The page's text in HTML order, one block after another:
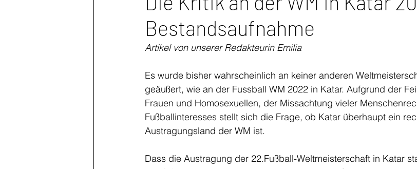
Bestandsaufnahme
Artikel von unserer Redakteurin Emilia
Es wurde bisher wahrscheinlich an keiner anderen
geäußert, wie an der Fussball WM 2022 in Katar. Aufgrund der
Frauen und Homosexuellen, der Missachtung vieler
Fußballinteresses stellt sich die Frage, ob Katar überhaupt ein
Austragungsland der WM ist.
Dass die Austragung der 22.Fußball-Weltmeisterschaft in Katar